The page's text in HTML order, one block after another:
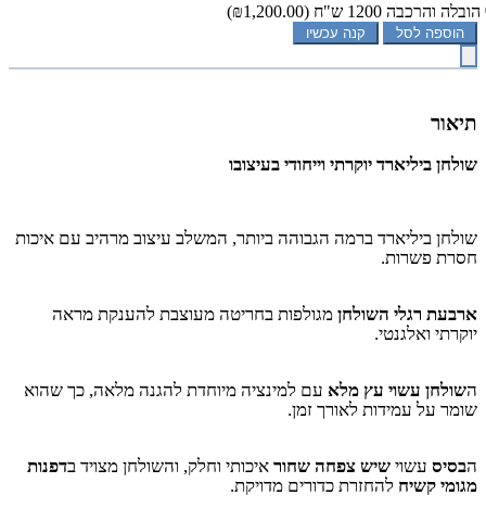
הובלה והרכבה 1200 ש"ח
(₪1,200.00)
הוספה לסל קנה עכשיו
תיאור
שולחן ביליארד יוקרתי וייחודי בעיצובו
שולחן ביליארד ברמה הגבוהה ביותר, המשלב עיצוב מרהיב עם איכות
חסרת פשרות.
ארבעת רגלי השולחן מגולפות בחריטה מעוצבת להענקת מראה
יוקרתי ואלגנטי.
השולחן עשוי עץ מלא עם למינציה מיוחדת להגנה מלאה, כך שהוא
שומר על עמידות לאורך זמן.
הבסיס עשוי שיש צפחה שחור איכותי וחלק, והשולחן מצויד בדפנות
מגומי קשיח להחזרת כדורים מדויקת.